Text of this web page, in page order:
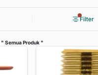
Filter
" Semua Produk "